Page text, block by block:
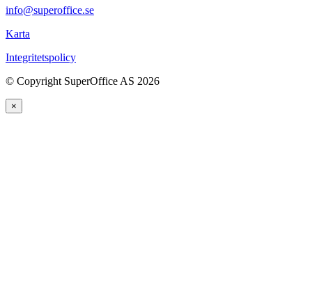
info@superoffice.se
Karta
Integritetspolicy
© Copyright SuperOffice AS 2026
×